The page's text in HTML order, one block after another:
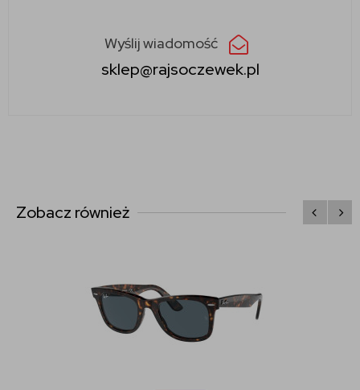
Wyślij wiadomość
sklep@rajsoczewek.pl
Zobacz również